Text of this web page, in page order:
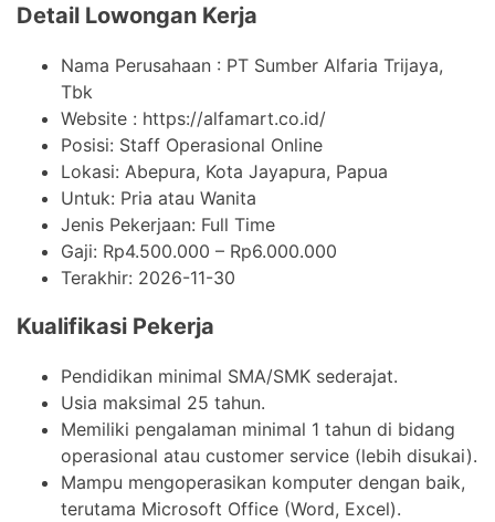
Detail Lowongan Kerja
Nama Perusahaan : PT Sumber Alfaria Trijaya,
Tbk
Website : https://alfamart.co.id/
Posisi: Staff Operasional Online
Lokasi: Abepura, Kota Jayapura, Papua
Untuk: Pria atau Wanita
Jenis Pekerjaan: Full Time
Gaji: Rp4.500.000 – Rp6.000.000
Terakhir: 2026-11-30
Kualifikasi Pekerja
Pendidikan minimal SMA/SMK sederajat.
Usia maksimal 25 tahun.
Memiliki pengalaman minimal 1 tahun di bidang
operasional atau customer service (lebih disukai).
Mampu mengoperasikan komputer dengan baik,
terutama Microsoft Office (Word, Excel).